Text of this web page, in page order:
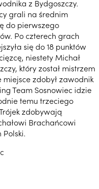
z Bydgoszczy.
grali na średnim
do pierwszego
Po czterech grach
się do 18 punktów
niestety Michał
który został mistrzem
miejsce zdobył zawodnik
Team Sosnowiec idzie
temu trzeciego
zdobywają
Brachańcowi